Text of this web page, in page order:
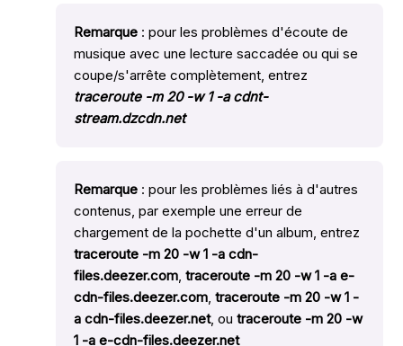
Remarque : pour les problèmes d'écoute de
musique avec une lecture saccadée ou qui se
coupe/s'arrête complètement, entrez
traceroute -m 20 -w 1 -a cdnt-
stream.dzcdn.net
Remarque : pour les problèmes liés à d'autres
contenus, par exemple une erreur de
chargement de la pochette d'un album, entrez
traceroute -m 20 -w 1 -a cdn-
files.deezer.com,traceroute -m 20 -w 1 -a e-
cdn-files.deezer.com,traceroute -m 20 -w 1 -
a cdn-files.deezer.net, outraceroute -m 20 -w
1 -a e-cdn-files.deezer.net